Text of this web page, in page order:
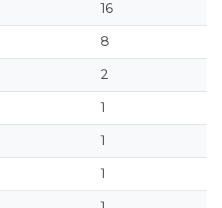
16
8
2
1
1
1